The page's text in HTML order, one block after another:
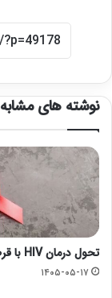
نوشته های مشابه
تحول درمان HIV با قرص هفتگی
۱۴۰۵-۰۵-۱۷